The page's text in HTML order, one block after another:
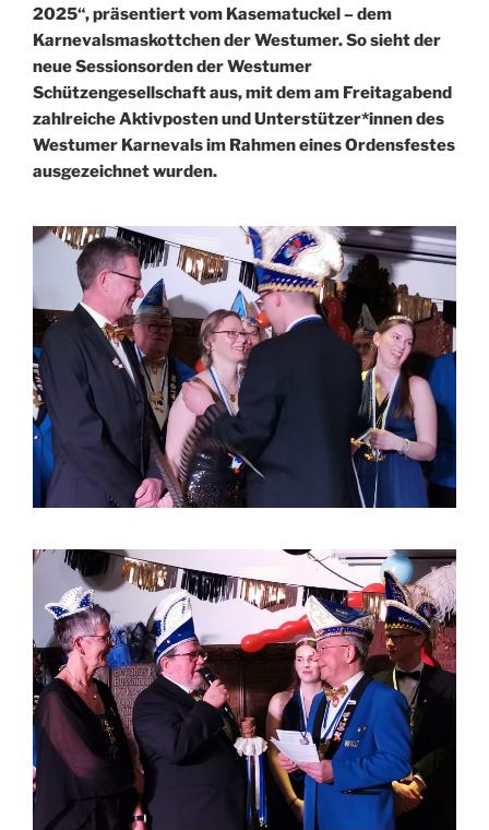
2025“, präsentiert vom Kasematuckel – dem
Karnevalsmaskottchen der Westumer. So sieht der
neue Sessionsorden der Westumer
Schützengesellschaft aus, mit dem am Freitagabend
zahlreiche Aktivposten und Unterstützer*innen des
Westumer Karnevals im Rahmen eines Ordensfestes
ausgezeichnet wurden.